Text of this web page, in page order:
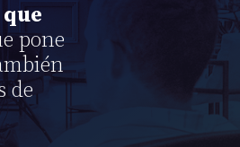
pone
de